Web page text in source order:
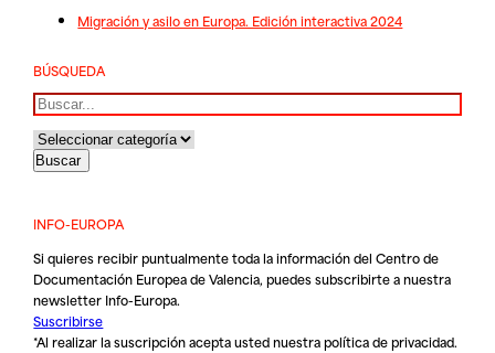
Migración y asilo en Europa. Edición interactiva 2024
BÚSQUEDA
Buscar
INFO-EUROPA
Si quieres recibir puntualmente toda la información del Centro de
Documentación Europea de Valencia, puedes subscribirte a nuestra
newsletter Info-Europa.
Suscribirse
*Al realizar la suscripción acepta usted nuestrapolítica de privacidad.